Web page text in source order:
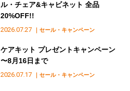
2026.07.27 ｜セール・キャンペーン
ル・チェア&キャビネット 全品
20%OFF!!
2026.07.17 ｜セール・キャンペーン
ケアキット プレゼントキャンペーン
〜8月16日まで